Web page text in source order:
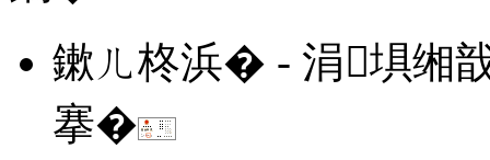
鏉ㄦ柊浜� - 涓埧缃
搴�